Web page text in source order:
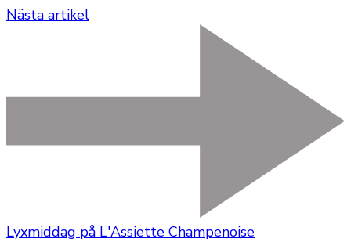
Nästa artikel
Lyxmiddag på L'Assiette Champenoise